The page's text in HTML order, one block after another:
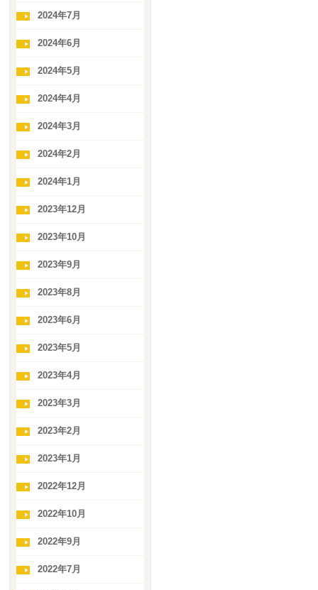
2024年7月
2024年6月
2024年5月
2024年4月
2024年3月
2024年2月
2024年1月
2023年12月
2023年10月
2023年9月
2023年8月
2023年6月
2023年5月
2023年4月
2023年3月
2023年2月
2023年1月
2022年12月
2022年10月
2022年9月
2022年7月